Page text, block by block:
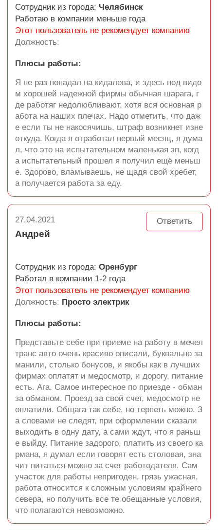
Сотрудник из города: Челябинск
Работаю в компании меньше года
Этот пользователь не рекомендует компанию
Должность:
Плюсы работы:
Я не раз попадал на кидалова, и здесь под видо
м хорошей надежной фирмы обычная шарага, г
де работяг недолюбливают, хотя вся основная р
абота на наших плечах. Надо отметить, что даж
е если ты не накосячишь, штраф возникнет изне
откуда. Когда я отработал первый месяц, я дума
л, что это на испытательном маленькая зп, когд
а испытательный прошел я получил ещё меньш
е. Здорово, вламываешь, не щадя свой хребет,
а получается работа за еду.
27.04.2021 Ответить
Андрей
Сотрудник из города: Оренбург
Работал в компании 1-2 года
Этот пользователь не рекомендует компанию
Должность: Просто электрик
Плюсы работы:
Представьте себе при приеме на работу в мечел
транс авто очень красиво описали, буквально за
манили, столько бонусов, и якобы как в лучших
фирмах оплатят и медосмотр, и дорогу, питание
есть. Ага. Самое интересное по приезде - обман
за обманом. Проезд за свой счет, медосмотр не
оплатили. Общага так себе, но терпеть можно. З
а словами не следят, при оформлении сказали
выходить в одну дату, а сами ждут, что я раньш
е выйду. Питание задорого, платить из своего ка
рмана, я думал если говорят есть столовая, зна
чит питаться можно за счет работодателя. Сам
участок для работы непригоден, грязь ужасная,
работа относится к сложным условиям крайнего
севера, но получить все те обещанные условия,
что полагаются невозможно.